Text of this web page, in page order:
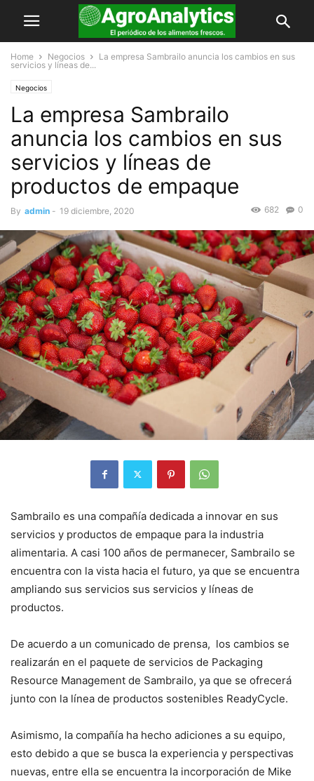
Home Negocios
La empresa Sambrailo anuncia los cambios en sus
servicios y líneas de...
Negocios
La empresa Sambrailo
anuncia los cambios en sus
servicios y líneas de
productos de empaque
By admin - 19 diciembre, 2020 0
682
Sambrailo es una compañía dedicada a innovar en sus
servicios y productos de empaque para la industria
alimentaria. A casi 100 años de permanecer, Sambrailo se
encuentra con la vista hacia el futuro, ya que se encuentra
ampliando sus servicios sus servicios y líneas de
productos.
De acuerdo a un comunicado de prensa, los cambios se
realizarán en el paquete de servicios de Packaging
Resource Management de Sambrailo, ya que se ofrecerá
junto con la línea de productos sostenibles ReadyCycle.
Asimismo, la compañía ha hecho adiciones a su equipo,
esto debido a que se busca la experiencia y perspectivas
nuevas, entre ella se encuentra la incorporación de Mike